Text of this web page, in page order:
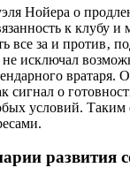
Нойера о
к клубу и
все за и
исключал
сигнал о
условий. Таким
развития